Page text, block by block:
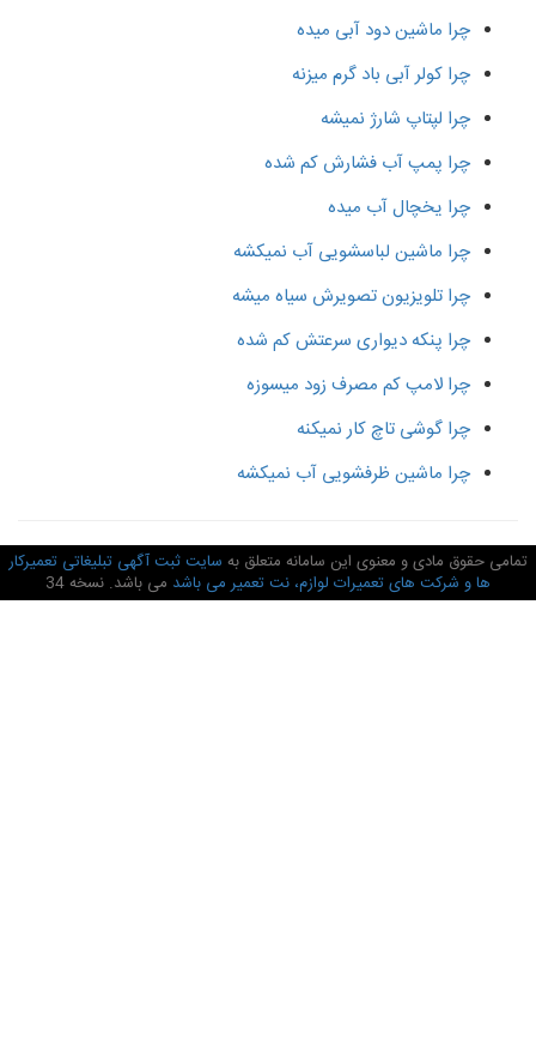
چرا ماشین دود آبی میده
چرا کولر آبی باد گرم میزنه
چرا لپتاپ شارژ نمیشه
چرا پمپ آب فشارش کم شده
چرا یخچال آب میده
چرا ماشین لباسشویی آب نمیکشه
چرا تلویزیون تصویرش سیاه میشه
چرا پنکه دیواری سرعتش کم شده
چرا لامپ کم مصرف زود میسوزه
چرا گوشی تاچ کار نمیکنه
چرا ماشین ظرفشویی آب نمیکشه
حقوق مادی و معنوی این سامانه متعلق به سایت ثبت آگهی تبلیغاتی تعمیرکار
ها و شرکت های تعمیرات لوازم، نت تعمیر می باشدمی باشد. نسخه 34